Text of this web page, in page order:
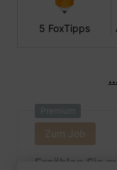
5 FoxTipps
Premium
Zum Job
Erzählen Sie